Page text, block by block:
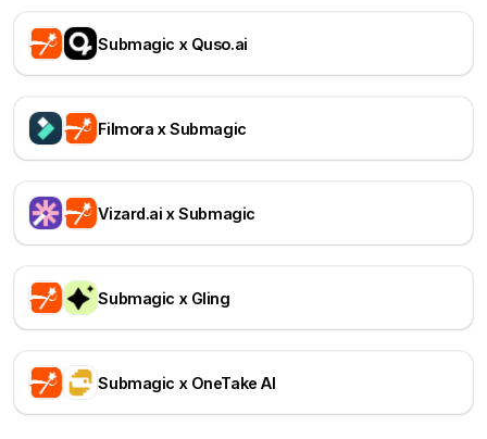
Submagic x Quso.ai
Filmora x Submagic
Vizard.ai x Submagic
Submagic x Gling
Submagic x OneTake AI